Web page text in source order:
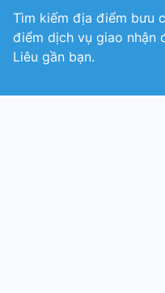
Tìm kiếm địa điểm bưu
điểm dịch vụ giao nhận
Liêu gần bạn.